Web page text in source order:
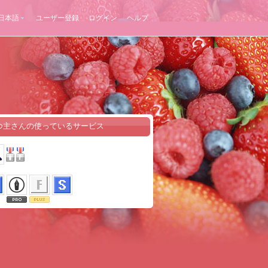
本語 ユーザー登録 ログイン ヘルプ
主さんの使っているサービス